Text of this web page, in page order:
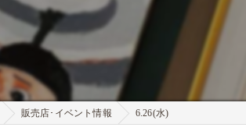
販売店･イベント情報 6.26(水)